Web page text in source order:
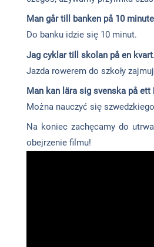
Man går till banken på 10
Do banku idzie się 10 minut.
Jag cyklar till skolan på en
Jazda rowerem do szkoły
Man kan lära sig svenska på ett
Można nauczyć się
Na koniec zachęcamy do
obejrzenie filmu!